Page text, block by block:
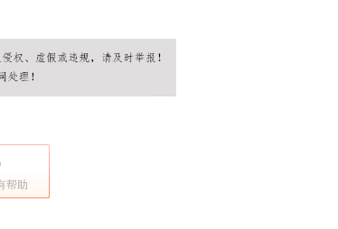
帮助